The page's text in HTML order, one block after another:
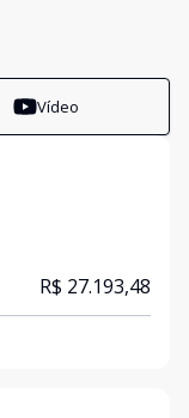
Vídeo
R$ 27.193,48